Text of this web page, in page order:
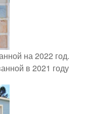
на 2022 год.
в 2021 году